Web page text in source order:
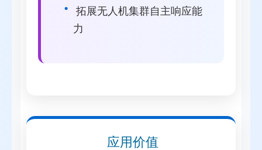
拓展无人机集群自主响应能
力
应用价值